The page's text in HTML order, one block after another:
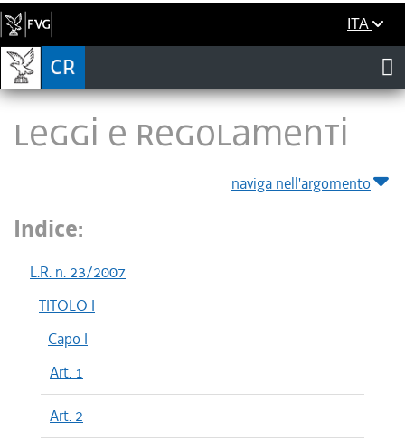
ITA
LEGGI E REGOLAMENTI
naviga nell'argomento
Indice:
L.R. n. 23/2007
TITOLO I
Capo I
Art. 1
Art. 2